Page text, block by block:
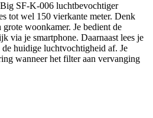
SF-K-006 luchtbevochtiger
tot wel 150 vierkante meter. Denk
grote woonkamer. Je bedient de
via je smartphone. Daarnaast lees je
huidige luchtvochtigheid af. Je
wanneer het filter aan vervanging